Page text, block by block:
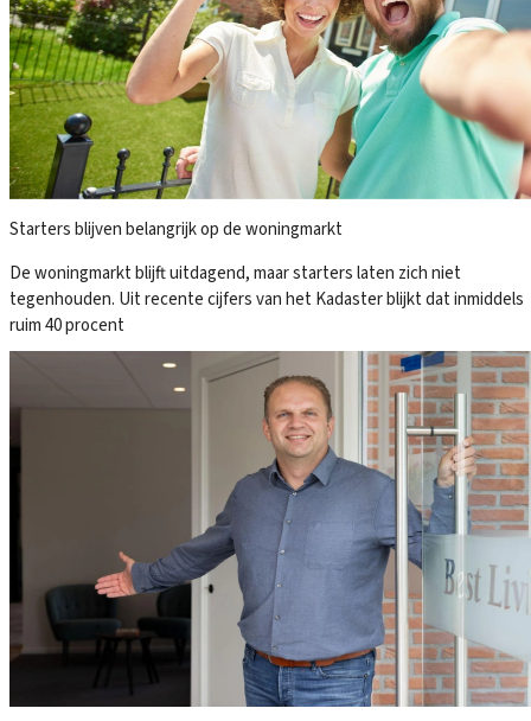
Starters blijven belangrijk op de woningmarkt
De woningmarkt blijft uitdagend, maar starters laten zich niet
tegenhouden. Uit recente cijfers van het Kadaster blijkt dat inmiddels
ruim 40 procent